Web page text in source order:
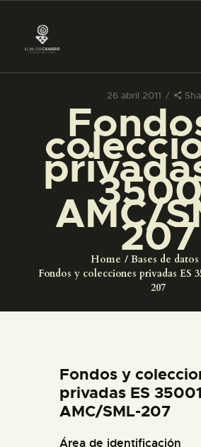
26 abril 2011
AMC/207
Home Bases de datos
Fondos y colecciones privadas ES
207
PREPARAR LA
ACTIVIDADES
█
EL MUSEO
COLECCIONES
ESPAÑOL
PREPARAR LA
Fondos y
privadas ES 35001
AMC/SML-207
Área de identificación